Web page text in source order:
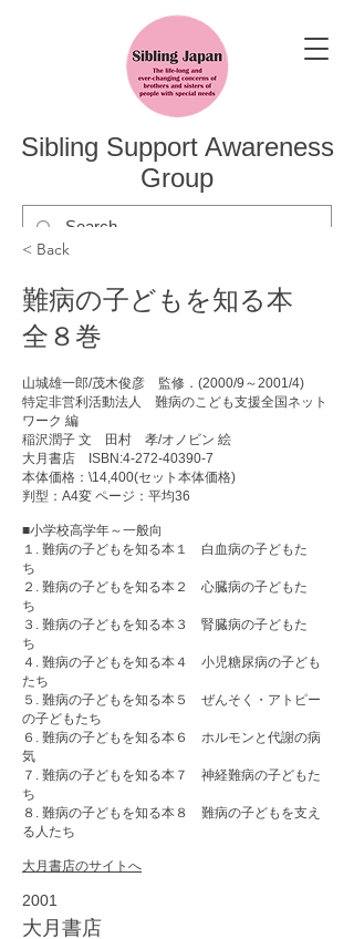
Sibling Support Awareness
Group
< Back
難病の子どもを知る本
全８巻
山城雄一郎/茂木俊彦 監修．(2000/9～2001/4)
特定非営利活動法人 難病のこども支援全国ネット
ワーク 編
稲沢潤子 文 田村 孝/オノビン 絵
大月書店 ISBN:4-272-40390-7
本体価格：\14,400(セット本体価格)
判型：A4変 ページ：平均36
■小学校高学年～一般向
１. 難病の子どもを知る本１ 白血病の子どもた
ち
２. 難病の子どもを知る本２ 心臓病の子どもた
ち
３. 難病の子どもを知る本３ 腎臓病の子どもた
ち
４. 難病の子どもを知る本４ 小児糖尿病の子ども
たち
５. 難病の子どもを知る本５ ぜんそく・アトピー
の子どもたち
６. 難病の子どもを知る本６ ホルモンと代謝の病
気
７. 難病の子どもを知る本７ 神経難病の子どもた
ち
８. 難病の子どもを知る本８ 難病の子どもを支え
る人たち
大月書店のサイトへ
2001
大月書店